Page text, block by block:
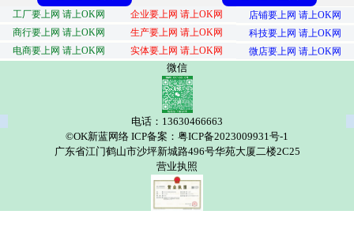
工厂要上网 请上OK网 企业要上网 请上OK网
店铺要上网 请上OK网
商行要上网 请上OK网
生产要上网 请上OK网
科技要上网 请上OK网
电商要上网 请上OK网
实体要上网 请上OK网 微店要上网 请上OK网
微信
电话：13630466663
©OK新蓝网络 ICP备案：粤ICP备2023009931号-1
广东省江门鹤山市沙坪新城路496号华苑大厦二楼2C25
营业执照